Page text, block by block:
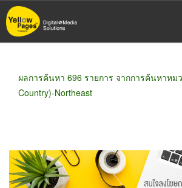
ข้าม
ไป
ผลการค้นหา 696 รายการ จากการค้นหาหม
Country)-Northeast
ขายส่ง ขายปลีก ผู้ผลิต